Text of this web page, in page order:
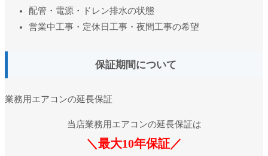
配管・電源・ドレン排水の状態
営業中工事・定休日工事・夜間工事の希望
保証期間について
業務用エアコンの延長保証
当店業務用エアコンの延長保証は
＼最大10年保証／